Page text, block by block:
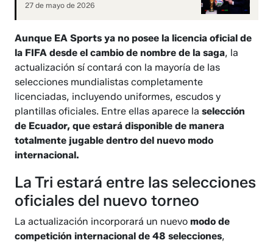
27 de mayo de 2026
Aunque EA Sports ya no posee la licencia oficial de
la FIFA desde el cambio de nombre de la saga, la
actualización sí contará con la mayoría de las
selecciones mundialistas completamente
licenciadas, incluyendo uniformes, escudos y
plantillas oficiales. Entre ellas aparece laselección
de Ecuador, que estará disponible de manera
totalmente jugable dentro del nuevo modo
internacional.
La Tri estará entre las selecciones
oficiales del nuevo torneo
La actualización incorporará un nuevomodo de
competición internacional de 48 selecciones,